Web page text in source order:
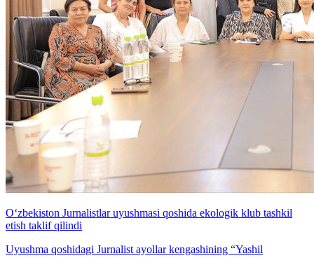
O‘zbekiston Jurnalistlar uyushmasi qoshida ekologik klub tashkil
etish taklif qilindi
Uyushma qoshidagi Jurnalist ayollar kengashining “Yashil